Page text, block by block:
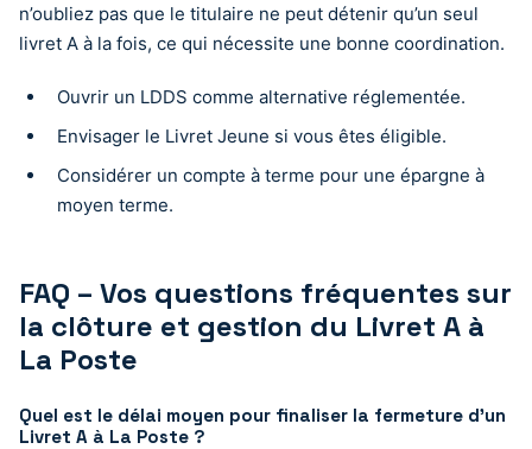
n’oubliez pas que le titulaire ne peut détenir qu’un seul
livret A à la fois, ce qui nécessite une bonne coordination.
Ouvrir un LDDS comme alternative réglementée.
Envisager le Livret Jeune si vous êtes éligible.
Considérer un compte à terme pour une épargne à
moyen terme.
FAQ – Vos questions fréquentes sur
la clôture et gestion du Livret A à
La Poste
Quel est le délai moyen pour finaliser la fermeture d’un
Livret A à La Poste ?